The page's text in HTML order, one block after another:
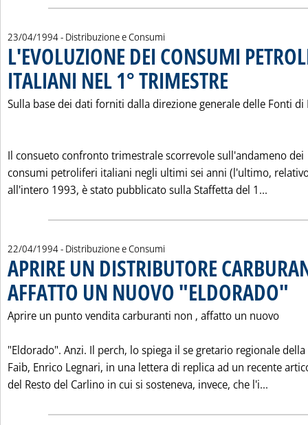
23/04/1994- Distribuzione e Consumi
L'EVOLUZIONE DEI CONSUMI
ITALIANI NEL 1° TRIMESTRE
Sulla base dei dati forniti dalla direzione generale delle Fonti di
Il consueto confronto trimestrale scorrevole sull'andameno dei
consumi petroliferi italiani negli ultimi sei anni (l'ultimo,
all'intero 1993, è stato pubblicato sulla Staffetta del 1...
22/04/1994- Distribuzione e Consumi
APRIRE UN DISTRIBUTORE
AFFATTO UN NUOVO "ELDORADO"
Aprire un punto vendita carburanti non ‚ affatto un nuovo
"Eldorado". Anzi. Il perch‚ lo spiega il se gretario regionale della
Faib, Enrico Legnari, in una lettera di replica ad un recente
del Resto del Carlino in cui si sosteneva, invece, che l'i...